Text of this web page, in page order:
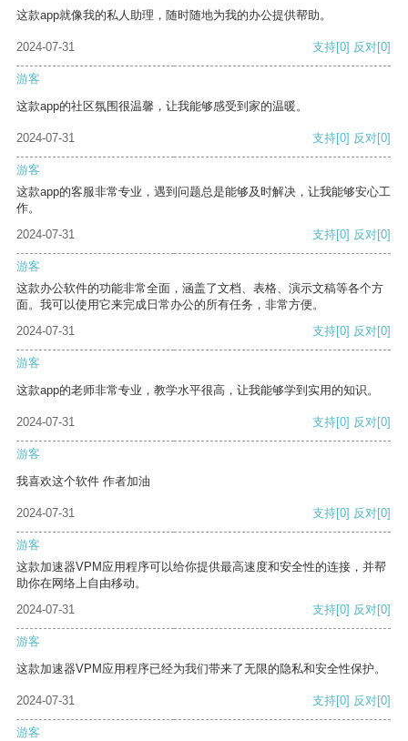
这款app就像我的私人助理，随时随地为我的办公提供帮助。
2024-07-31 支持[0] 反对[0]
游客
这款app的社区氛围很温馨，让我能够感受到家的温暖。
2024-07-31 支持[0] 反对[0]
游客
这款app的客服非常专业，遇到问题总是能够及时解决，让我能够安心工
作。
2024-07-31
支持[0] 反对[0]
游客
这款办公软件的功能非常全面，涵盖了文档、表格、演示文稿等各个方
面。我可以使用它来完成日常办公的所有任务，非常方便。
2024-07-31
支持[0] 反对[0]
游客
这款app的老师非常专业，教学水平很高，让我能够学到实用的知识。
2024-07-31 支持[0] 反对[0]
游客
我喜欢这个软件 作者加油
2024-07-31 支持[0] 反对[0]
游客
这款加速器VPM应用程序可以给你提供最高速度和安全性的连接，并帮
助你在网络上自由移动。
2024-07-31
支持[0] 反对[0]
游客
这款加速器VPM应用程序已经为我们带来了无限的隐私和安全性保护。
2024-07-31 支持[0] 反对[0]
游客